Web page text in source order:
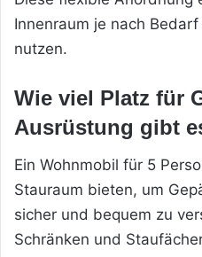
Innenraum je nach
nutzen.
Wie viel Platz für
Ausrüstung gibt
Ein Wohnmobil für 5
Stauraum bieten, um
sicher und bequem zu
Schränken und